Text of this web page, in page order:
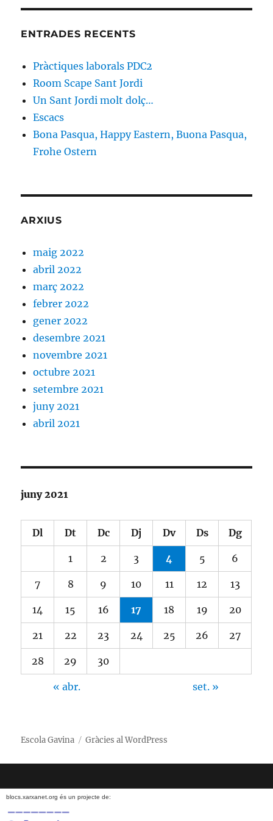
ENTRADES RECENTS
Pràctiques laborals PDC2
Room Scape Sant Jordi
Un Sant Jordi molt dolç…
Escacs
Bona Pasqua, Happy Eastern, Buona Pasqua,
Frohe Ostern
ARXIUS
maig 2022
abril 2022
març 2022
febrer 2022
gener 2022
desembre 2021
novembre 2021
octubre 2021
setembre 2021
juny 2021
abril 2021
juny 2021
Dl Dt Dc Dj Dv Ds Dg
1 2 3 4 5 6
7 8 9 10 11 12 13
14 15 16 17 18 19 20
21 22 23 24 25 26 27
28 29 30
« abr. set. »
Escola Gavina Gràcies al WordPress
blocs.xarxanet.org és un projecte de: